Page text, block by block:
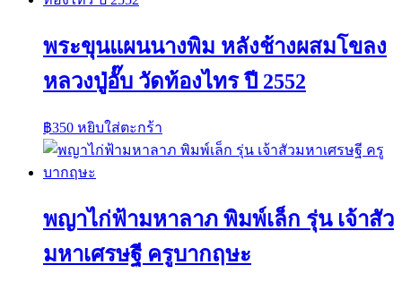
พระขุนแผนนางพิม หลังช้างผสมโขลง
หลวงปู่อั๊บ วัดท้องไทร ปี 2552
฿350 หยิบใส่ตะกร้า
พญาไก่ฟ้ามหาลาภ พิมพ์เล็ก รุ่น เจ้าสัว
มหาเศรษฐี ครูบากฤษะ